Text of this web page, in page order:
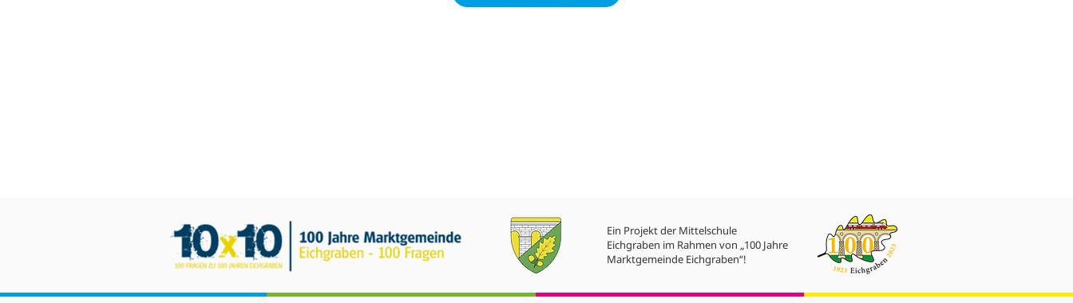
Ein Projekt der Mittelschule
Eichgraben im Rahmen von „100 Jahre
Marktgemeinde Eichgraben“!